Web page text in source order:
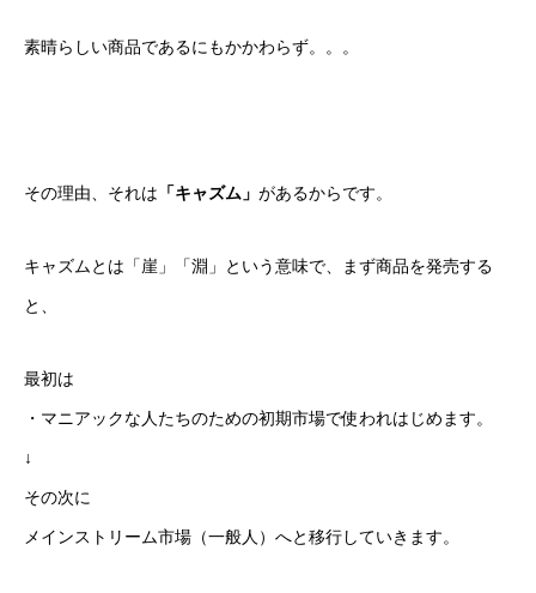
素晴らしい商品であるにもかかわらず。。。
その理由、それは 「キャズム」 があるからです。
キャズムとは「崖」「淵」という意味で、まず商品を発売する
と、
最初は
・マニアックな人たちのための初期市場で使われはじめます。
↓
その次に
メインストリーム市場（一般人）へと移行していきます。